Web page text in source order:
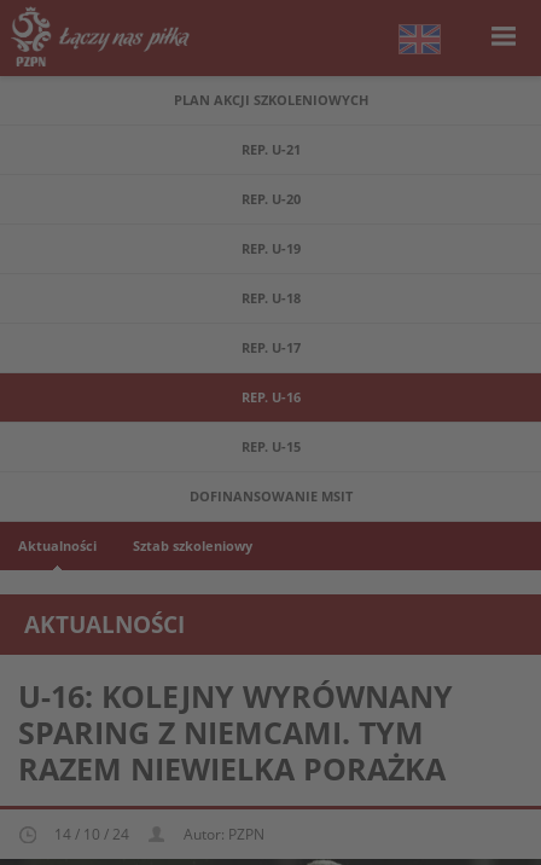
PLAN AKCJI SZKOLENIOWYCH
REP. U-21
REP. U-20
REP. U-19
REP. U-18
REP. U-17
REP. U-16
REP. U-15
DOFINANSOWANIE MSIT
Aktualności Sztab szkoleniowy
AKTUALNOŚCI
REPREZENTACJA MŁODZIEŻOWA U-16
U-16: KOLEJNY WYRÓWNANY
SPARING Z NIEMCAMI. TYM
RAZEM NIEWIELKA PORAŻKA
14 / 10 / 24 Autor: PZPN